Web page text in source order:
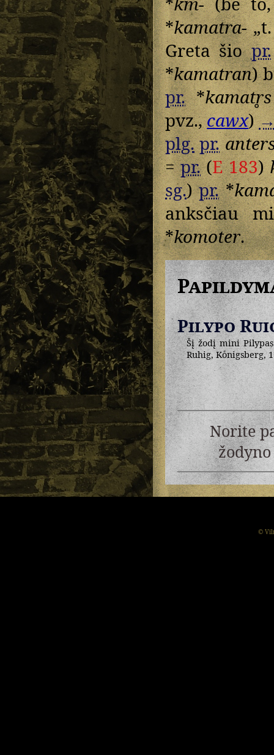
*kamatra-„t.
Greta šiopr.
*kamatran)
pr.*kamatr̥s
pvz.,cawx)
plg. pr.
=pr.(E 183)
sg.)pr.*
anksčiau
*komoter.
Pilypo
Šį žodį mini
Ruhig, Koͤnigsberg,
Norite
©